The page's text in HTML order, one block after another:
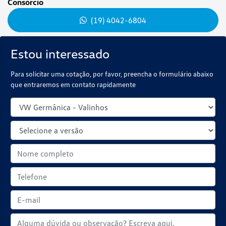
Estou interessado
Para solicitar uma cotação, por favor, preencha o formulário abaixo
que entraremos em contato rapidamente
(19) 4042-6804